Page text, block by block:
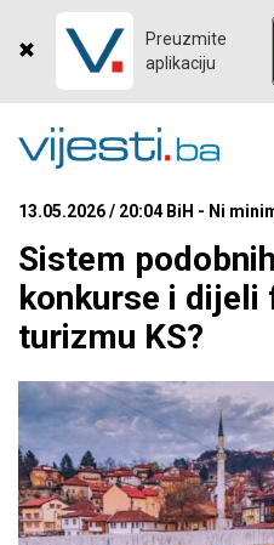
Preuzmite
aplikaciju
13.05.2026 / 20:04 BiH - Ni
Sistem
konkurse i dijeli
turizmu KS?